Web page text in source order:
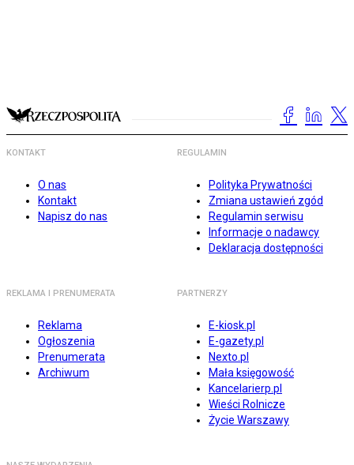
KONTAKT
O nas
Kontakt
Napisz do nas
REGULAMIN
Polityka Prywatności
Zmiana ustawień zgód
Regulamin serwisu
Informacje o nadawcy
Deklaracja dostępności
REKLAMA I PRENUMERATA
Reklama
Ogłoszenia
Prenumerata
Archiwum
PARTNERZY
E-kiosk.pl
E-gazety.pl
Nexto.pl
Mała księgowość
Kancelarierp.pl
Wieści Rolnicze
Życie Warszawy